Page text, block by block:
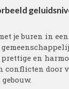
je buren in
en
door